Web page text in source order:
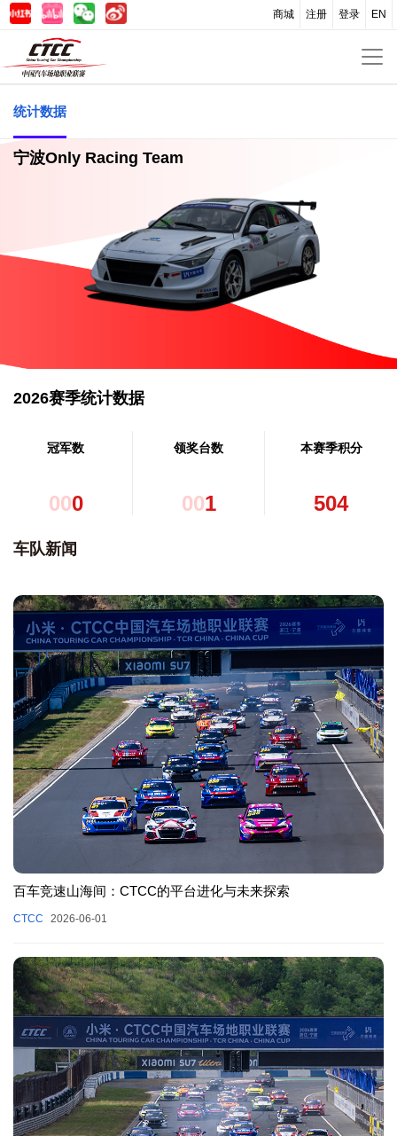
EN
登录
注册
商城
统计数据
宁波Only Racing Team
2026赛季统计数据
冠军数
000
领奖台数
001
本赛季积分
504
车队新闻
百车竞速山海间：CTCC的平台进化与未来探索
CTCC 2026-06-01